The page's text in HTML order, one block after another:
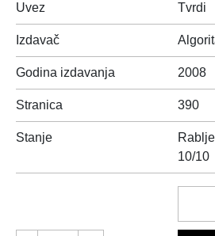
Uvez Tvrdi
Izdavač
Godina izdavanja 2008
Stranica 390
Stanje
10/10